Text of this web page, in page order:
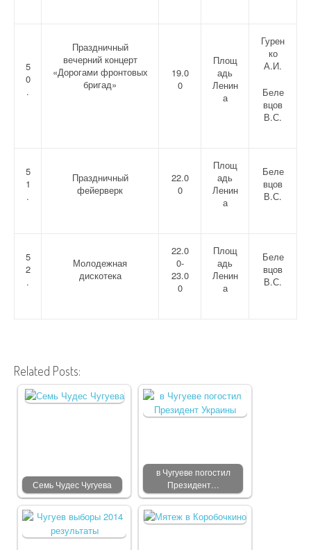
5
0
.
Праздничный
вечерний концерт
«Дорогами фронтовых
бригад»
19.0
0
Площ
адь
Ленин
а
Гурен
ко
А.И.
Беле
вцов
В.С.
5
1
.
Праздничный
фейерверк
22.0
0
Площ
адь
Ленин
а
Беле
вцов
В.С.
5
2
.
Молодежная
дискотека
22.0
0-
23.0
0
Площ
адь
Ленин
а
Беле
вцов
В.С.
Related Posts:
Семь Чудес Чугуева
в Чугуеве погостил
Президент…